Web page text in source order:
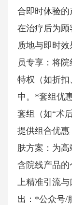
合即时体验
在治疗后为
质地与即时
员专享：将
特权（如折
中。*套组优
套组（如“术
提供组合优
肤方案：为
含院线产品
上精准引流
出：*公众号/